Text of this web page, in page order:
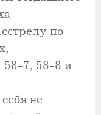
по
58-7, 58-8 и
не